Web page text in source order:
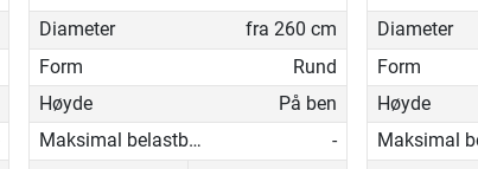
Diameter
fra 260 cm
Form
Rund
Høyde
På ben
Maksimal belastbarhet
-
Diameter
Form
Høyde